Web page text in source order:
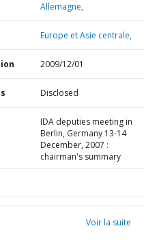
Allemagne,
Europe et Asie centrale,
2009/12/01
Disclosed
IDA deputies meeting in
Berlin, Germany 13-14
December, 2007 :
chairman's summary
Voir la suite